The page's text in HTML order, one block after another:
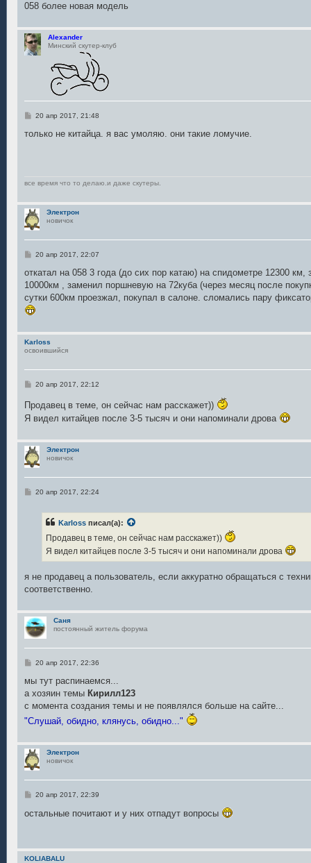
и
058 более новая модель
Alexander
Минский скутер-клуб
С
о
е
20 апр 2017, 21:48
только не китайца. я вас умоляю. они такие ломучие.
все время что то делаю.и даже скутеры.
Электрон
новичок
С
о
щ
е
н
и
20 апр 2017, 22:07
откатал на 058 3 года (до сих пор катаю) на спидометре 12300
10000км , заменил поршневую на 72куба (через месяц после
сутки 600км проезжал, покупал в салоне. сломались пару
Karloss
освоившийся
С
б
щ
и
е
20 апр 2017, 22:12
Продавец в теме, он сейчас нам расскажет))
Я видел китайцев после 3-5 тысяч и они напоминали дрова
Электрон
новичок
С20 апр 2017, 22:24
Karloss писал(а):
Продавец в теме, он сейчас нам расскажет))
Я видел китайцев после 3-5 тысяч и они напоминали дрова
я не продавец а пользователь, если аккуратно обращаться с
соответственно.
Саня
постоянный житель форума
С
о
щ
е
и
20 апр 2017, 22:36
мы тут распинаемся...
а хозяин темы Кирилл123
с момента создания темы и не появлялся больше на сайте...
"Слушай, обидно, клянусь, обидно..."
Электрон
новичок
С
о
б
и
е
20 апр 2017, 22:39
остальные почитают и у них отпадут вопросы
KOLIABALU